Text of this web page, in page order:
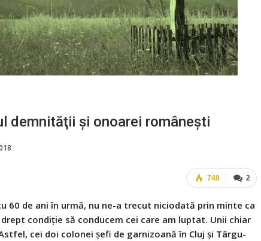
demnităţii şi onoarei româneşti
2
748
60 de ani în urmă, nu ne-a trecut niciodată prin minte ca
condiţie să conducem cei care am luptat. Unii chiar
cei doi colonei şefi de garnizoană în Cluj şi Târgu-